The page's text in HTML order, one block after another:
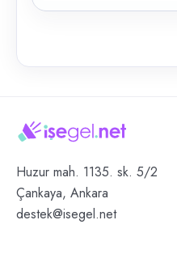
Huzur mah. 1135. sk. 5/2
Çankaya, Ankara
destek@isegel.net